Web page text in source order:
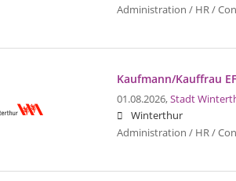
Administration / HR /
Kaufmann/Kauffrau
01.08.2026,Stadt
Winterthur
Administration / HR /